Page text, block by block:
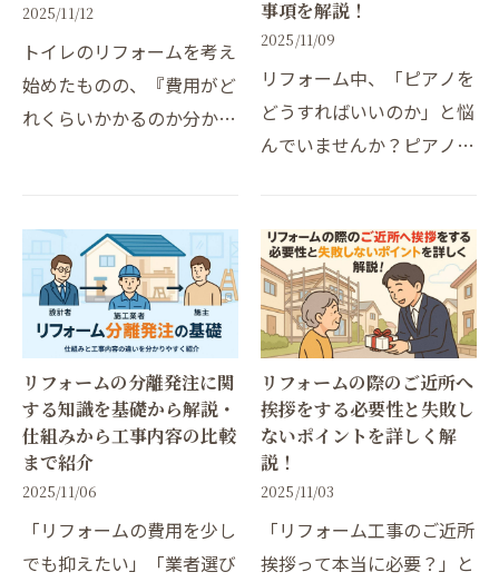
2025/11/12
トイレのリフォームを考え
始めたものの、『費用がど
れくらいかかるのか分から
ームの平均費用は戸建て・
マンションで幅が広く、…
事項を解説！
2025/11/09
リフォーム中、「ピアノを
どうすればいいのか」と悩
んでいませんか？ピアノは
や鍵盤の精度に大きな影響
を受けます。また、床の補
強や防音リフォームの際…
リフォームの分離発注に関
する知識を基礎から解説・
仕組みから工事内容の比較
まで紹介
2025/11/06
「リフォームの費用を少し
でも抑えたい」「業者選び
リフォームの際のご近所へ
挨拶をする必要性と失敗し
ないポイントを詳しく解
説！
2025/11/03
「リフォーム工事のご近所
挨拶って本当に必要？」と